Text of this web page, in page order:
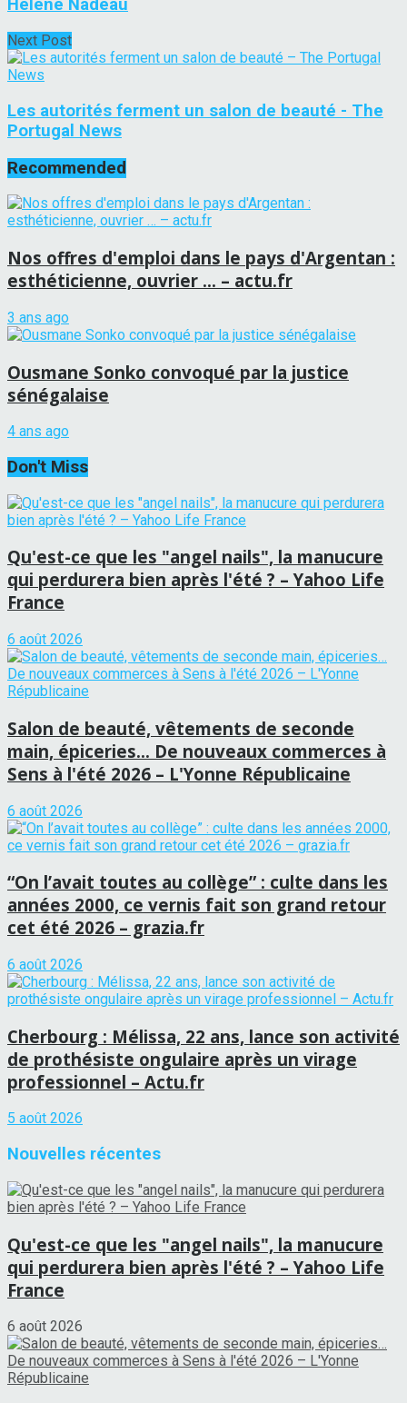
Hélène Nadeau
Next Post
Les autorités ferment un salon de beauté - The
Portugal News
Recommended
Nos offres d'emploi dans le pays d'Argentan :
esthéticienne, ouvrier … – actu.fr
3 ans ago
Ousmane Sonko convoqué par la justice
sénégalaise
4 ans ago
Don't Miss
Qu'est-ce que les "angel nails", la manucure
qui perdurera bien après l'été ? – Yahoo Life
France
6 août 2026
Salon de beauté, vêtements de seconde
main, épiceries… De nouveaux commerces à
Sens à l'été 2026 – L'Yonne Républicaine
6 août 2026
“On l’avait toutes au collège” : culte dans les
années 2000, ce vernis fait son grand retour
cet été 2026 – grazia.fr
6 août 2026
Cherbourg : Mélissa, 22 ans, lance son activité
de prothésiste ongulaire après un virage
professionnel – Actu.fr
5 août 2026
Nouvelles récentes
Qu'est-ce que les "angel nails", la manucure
qui perdurera bien après l'été ? – Yahoo Life
France
6 août 2026